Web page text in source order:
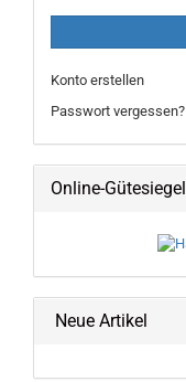
Konto erstellen
Passwort vergessen?
Online-Gütesiegel
Neue Artikel